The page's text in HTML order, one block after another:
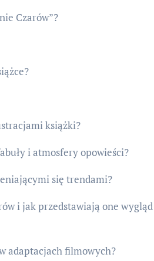
Czarów”?
książki?
i atmosfery opowieści?
się trendami?
i jak przedstawiają one wygląd
adaptacjach filmowych?